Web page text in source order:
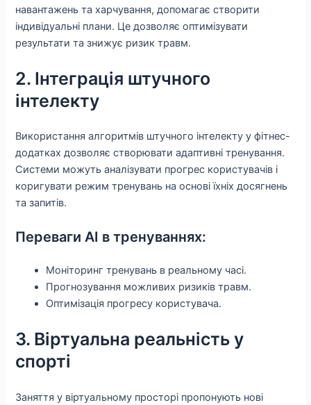
навантажень та харчування, допомагає створити
індивідуальні плани. Це дозволяє оптимізувати
результати та знижує ризик травм.
2. Інтеграція штучного
інтелекту
Використання алгоритмів штучного інтелекту у фітнес-
додатках дозволяє створювати адаптивні тренування.
Системи можуть аналізувати прогрес користувачів і
коригувати режим тренувань на основі їхніх досягнень
та запитів.
Переваги AI в тренуваннях:
Моніторинг тренувань в реальному часі.
Прогнозування можливих ризиків травм.
Оптимізація прогресу користувача.
3. Віртуальна реальність у
спорті
Заняття у віртуальному просторі пропонують нові